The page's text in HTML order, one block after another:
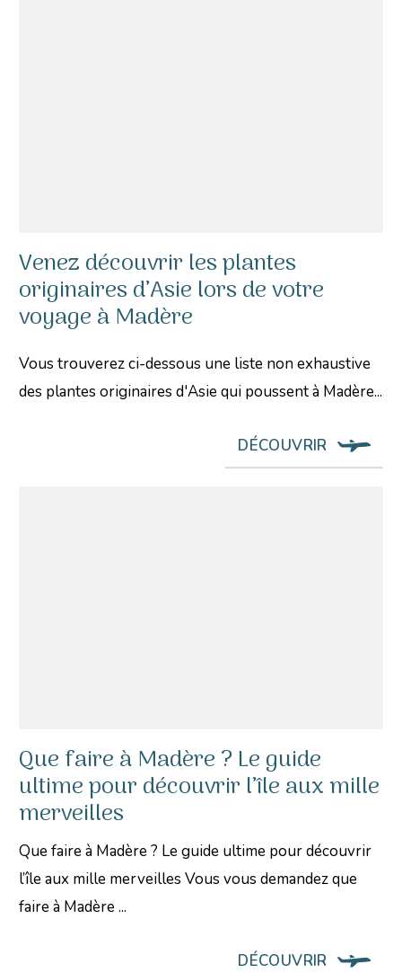
Venez découvrir les plantes
originaires d’Asie lors de votre
voyage à Madère
Vous trouverez ci-dessous une liste non exhaustive
des plantes originaires d'Asie qui poussent à Madère...
DÉCOUVRIR
Que faire à Madère ? Le guide
ultime pour découvrir l’île aux mille
merveilles
Que faire à Madère ? Le guide ultime pour découvrir
l’île aux mille merveilles Vous vous demandez que
faire à Madère ...
DÉCOUVRIR